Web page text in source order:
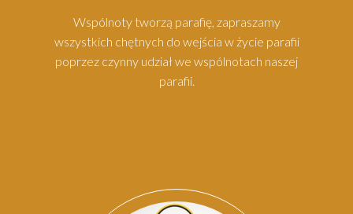
Wspólnoty tworzą parafię, zapraszamy
wszystkich chętnych do wejścia w życie parafii
poprzez czynny udział we wspólnotach naszej
parafii.